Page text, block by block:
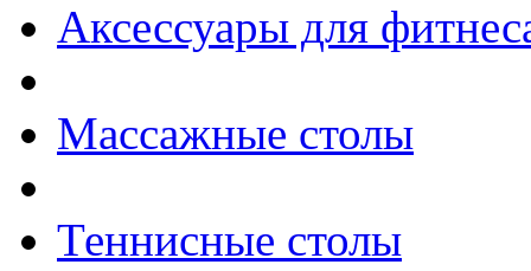
Аксессуары для
Массажные столы
Теннисные столы